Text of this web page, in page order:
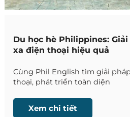
Du học hè Philippines:
xa điện thoại hiệu quả
Cùng Phil English tìm giải
thoại, phát triển toàn diện
Xem chi tiết